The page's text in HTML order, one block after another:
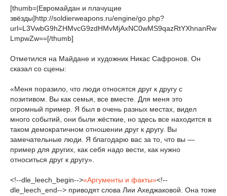
[thumb=|Евромайдан и плачущие
звёзды]http://soldierweapons.ru/engine/go.php?
url=L3VwbG9hZHMvcG9zdHMvMjAxNC0wMS9qazRtYXhnanRw
LmpwZw==[/thumb]
Отметился на Майдане и художник Никас Сафронов. Он
сказал со сцены:
«Меня поразило, что люди относятся друг к другу с
позитивом. Вы как семья, все вместе. Для меня это
огромный пример. Я был в очень разных местах, видел
много событий, они были жёсткие, но здесь все находится в
таком демократичном отношении друг к другу. Вы
замечательные люди. Я благодарю вас за то, что вы —
пример для других, как себя надо вести, как нужно
относиться друг к другу».
<!--dle_leech_begin-->«Аргументы и факты»<!--
dle_leech_end--> приводят слова Лии Ахеджаковой. Она тоже